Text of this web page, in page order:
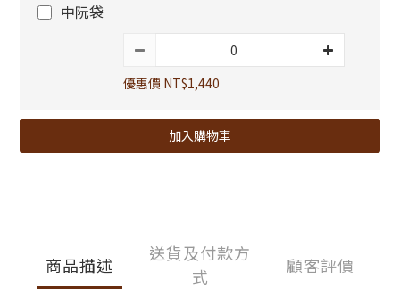
中阮袋
優惠價 NT$1,440
加入購物車
商品描述
送貨及付款方
式
顧客評價